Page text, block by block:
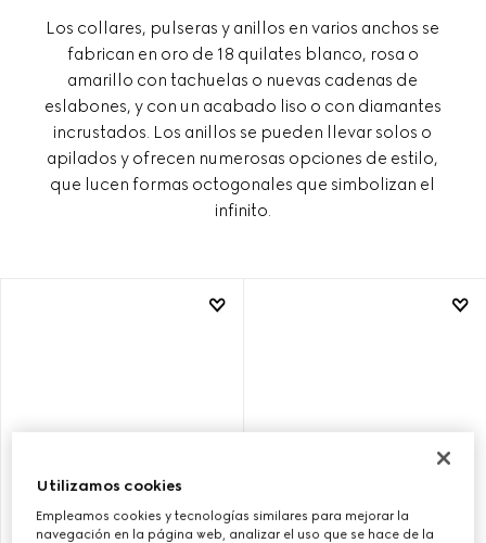
Los collares, pulseras y anillos en varios anchos se
fabrican en oro de 18 quilates blanco, rosa o
amarillo con tachuelas o nuevas cadenas de
eslabones, y con un acabado liso o con diamantes
incrustados. Los anillos se pueden llevar solos o
apilados y ofrecen numerosas opciones de estilo,
que lucen formas octogonales que simbolizan el
infinito.
Utilizamos cookies
Empleamos cookies y tecnologías similares para mejorar la
navegación en la página web, analizar el uso que se hace de la